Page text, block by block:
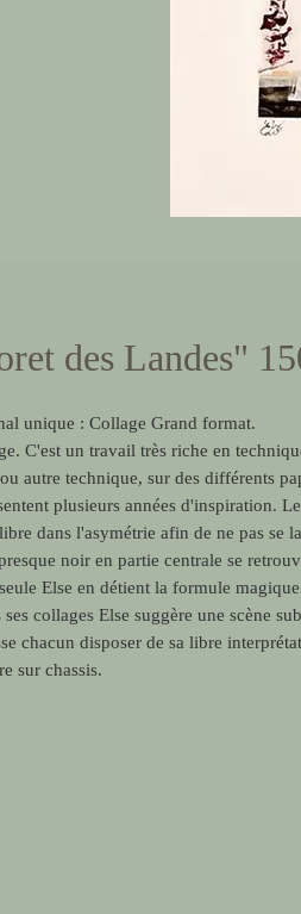
des Landes"
unique : Collage Grand format.
C'est un travail très riche en
autre technique, sur des différents
plusieurs années d'inspiration.
dans l'asymétrie afin de ne pas se
noir en partie centrale se
Else en détient la formule
ses collages Else suggère une scène
chacun disposer de sa libre
sur chassis.